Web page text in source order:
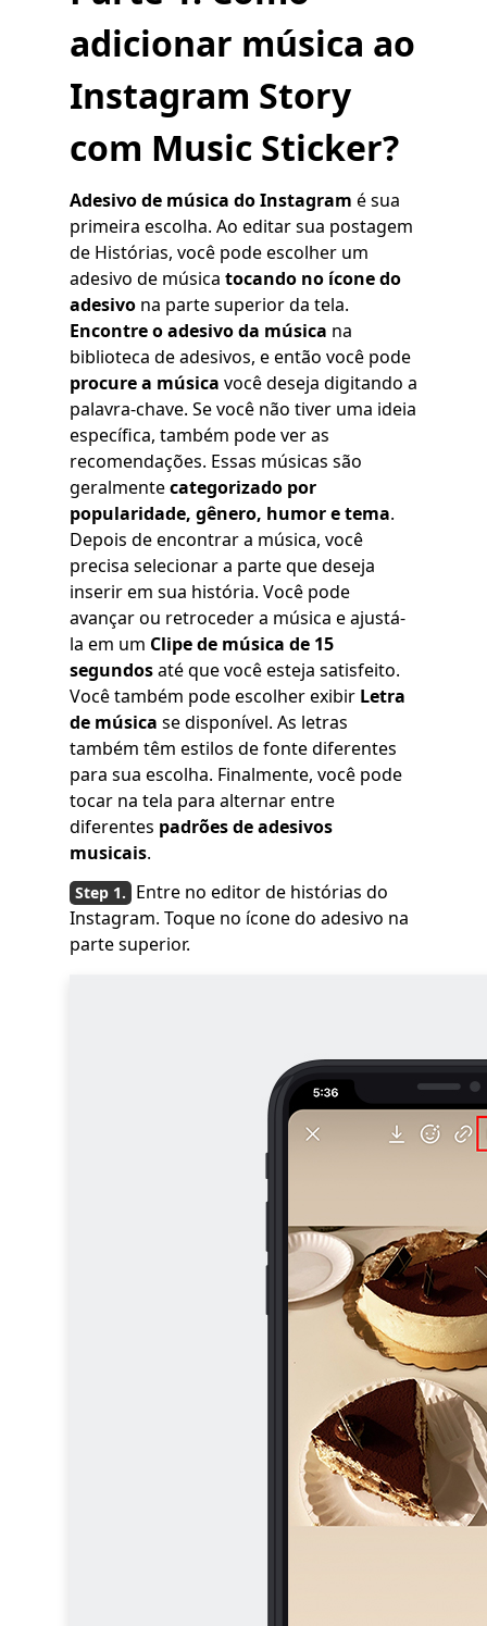
adicionar música ao
Instagram Story
com Music Sticker?
Adesivo de música do Instagram é sua
primeira escolha. Ao editar sua postagem
de Histórias, você pode escolher um
adesivo de música tocando no ícone do
adesivo na parte superior da tela.
Encontre o adesivo da música na
biblioteca de adesivos, e então você pode
procure a música você deseja digitando a
palavra-chave. Se você não tiver uma ideia
específica, também pode ver as
recomendações. Essas músicas são
geralmentecategorizado por
popularidade, gênero, humor e tema.
Depois de encontrar a música, você
precisa selecionar a parte que deseja
inserir em sua história. Você pode
avançar ou retroceder a música e ajustá-
la em um Clipe de música de 15
segundosaté que você esteja satisfeito.
Você também pode escolher exibir Letra
de música se disponível. As letras
também têm estilos de fonte diferentes
para sua escolha. Finalmente, você pode
tocar na tela para alternar entre
diferentes padrões de adesivos
musicais.
Entre no editor de histórias do
Instagram. Toque no ícone do adesivo na
parte superior.